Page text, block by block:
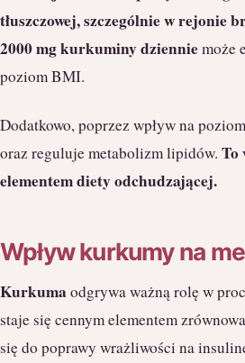
tłuszczowej, szczególnie w rejonie
2000 mg kurkuminy dzienniemoże
poziom BMI.
Dodatkowo, poprzez wpływ na
oraz reguluje metabolizm lipidów. To
elementem diety odchudzającej.
Wpływ kurkumy na
Kurkuma odgrywa ważną rolę w
staje się cennym elementem
się do poprawy wrażliwości na